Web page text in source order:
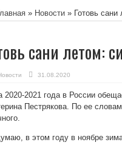
» Новости » Готовь
сани летом:
31.08.2020
2020-2021 года в России
Пестрякова. По ее
в этом году в ноябре